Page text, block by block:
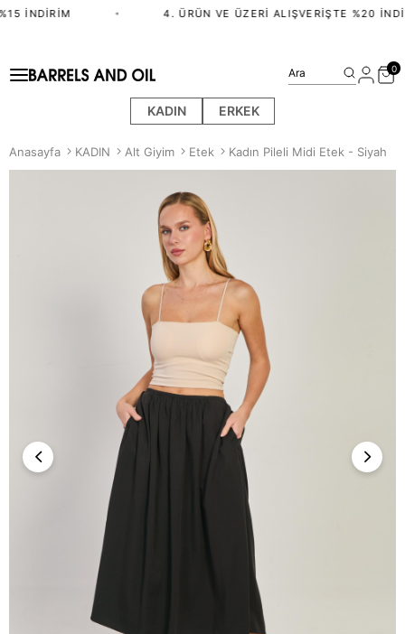
İNDIRIM 4. ÜRÜN VE ÜZERI ALIŞVERIŞTE %20
KADIN ERKEK
Ara 0
Anasayfa KADIN Alt Giyim Etek Kadın Pileli Midi Etek - Siyah